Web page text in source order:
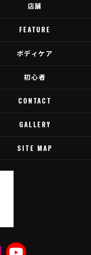
店舗
FEATURE
ボディケア
初心者
CONTACT
GALLERY
SITE MAP